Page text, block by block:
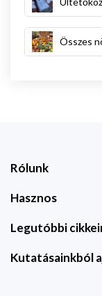
Összes
Rólunk
Hasznos
Legutóbbi
Kutatásainkból